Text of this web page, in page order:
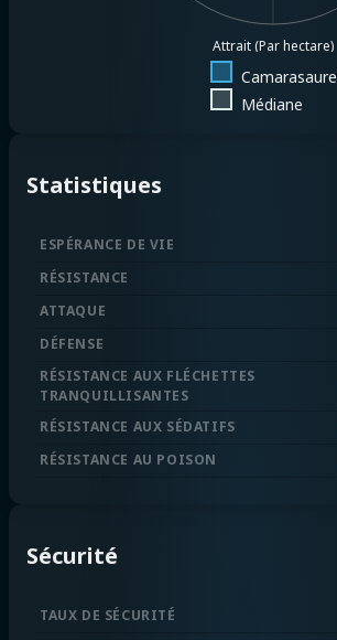
Attrait (Par hectare)
Camarasaure
Médiane
Statistiques
ESPÉRANCE DE VIE
RÉSISTANCE
ATTAQUE
DÉFENSE
RÉSISTANCE AUX FLÉCHETTES
TRANQUILLISANTES
RÉSISTANCE AUX SÉDATIFS
RÉSISTANCE AU POISON
Sécurité
TAUX DE SÉCURITÉ